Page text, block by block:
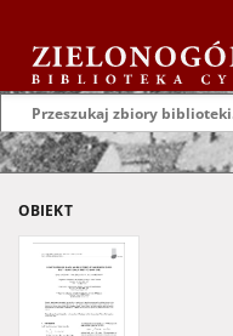
OBIEKT